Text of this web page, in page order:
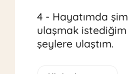
4 - Hayatımda
ulaşmak
şeylere ulaştım.